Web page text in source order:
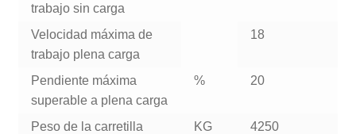
trabajo sin carga
Velocidad máxima de
trabajo plena carga
18
Pendiente máxima
superable a plena carga
% 20
Peso de la carretilla
KG 4250